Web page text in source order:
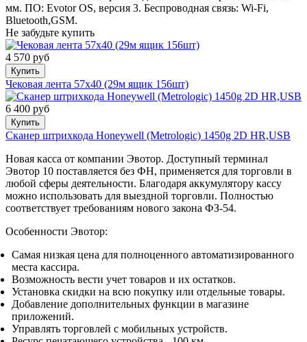
мм. ПО: Evotor OS, версия 3. Беспроводная связь: Wi-Fi,
Bluetooth,GSM.
Не забудьте купить
4 570 руб
Купить
Чековая лента 57х40 (29м ящик 156шт)
6 400 руб
Купить
Сканер штрихкода Honeywell (Metrologic) 1450g 2D HR,USB
Новая касса от компании Эвотор. Доступный терминал
Эвотор 10 поставляется без ФН, применяется для торговли в
любой сферы деятельности. Благодаря аккумулятору кассу
можно использовать для выездной торговли. Полностью
соответствует требованиям нового закона ФЗ-54.
Особенности Эвотор:
Самая низкая цена для полноценного автоматизированного
места кассира.
Возможность вести учет товаров и их остатков.
Установка скидки на всю покупку или отдельные товары.
Добавление дополнительных функции в магазине
приложений.
Управлять торговлей с мобильных устройств.